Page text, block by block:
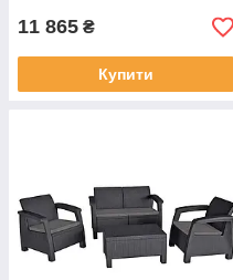
11 865 ₴
Купити